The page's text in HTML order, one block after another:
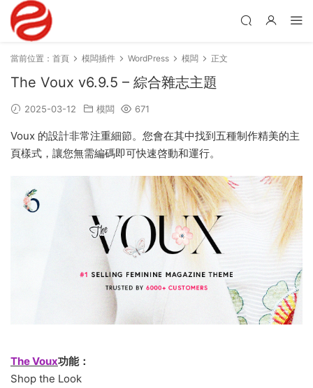
當前位置： 首頁 模闆插件 WordPress 模闆 正文
The Voux v6.9.5 – 綜合雜志主題
2025-03-12 模闆 671
Voux 的設計非常注重細節。您會在其中找到五種制作精美的主
頁樣式，讓您無需編碼即可快速啓動和運行。
The Voux功能：
Shop the Look